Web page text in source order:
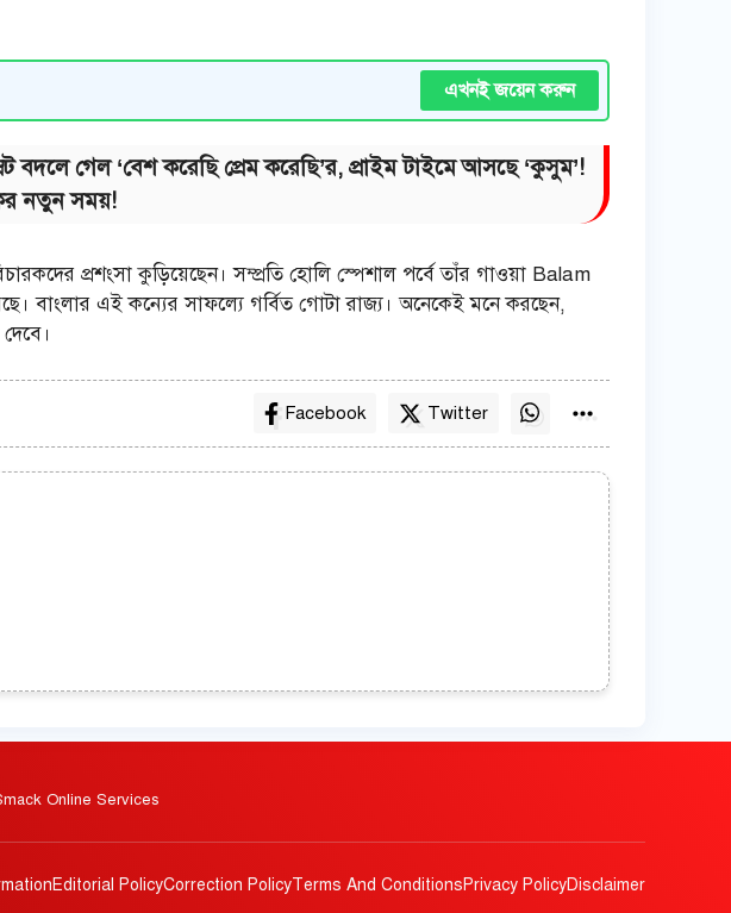
এখনই জয়েন করুন
বদলে গেল ‘বেশ করেছি প্রেম করেছি’র, প্রাইম টাইমে আসছে ‘কুসুম’!
নতুন সময়!
প্রশংসা কুড়িয়েছেন। সম্প্রতি হোলি স্পেশাল পর্বে তাঁর গাওয়া Balam
বাংলার এই কন্যের সাফল্যে গর্বিত গোটা রাজ্য। অনেকেই মনে করছেন,
Facebook Twitter
Online Services
Editorial PolicyCorrection PolicyTerms And ConditionsPrivacy PolicyDisclaimer